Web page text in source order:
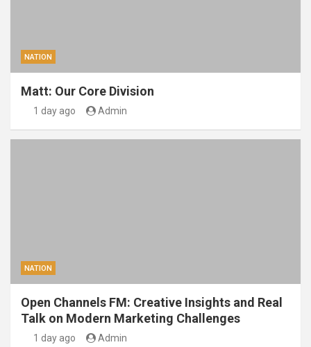
NATION
Matt: Our Core Division
1 day ago Admin
NATION
Open Channels FM: Creative Insights and Real
Talk on Modern Marketing Challenges
1 day ago Admin